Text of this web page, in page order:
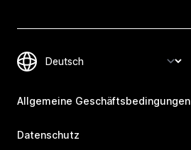
Allgemeine Geschäftsbedingungen
Datenschutz